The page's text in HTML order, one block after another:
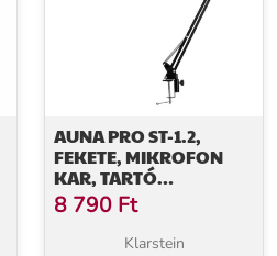
AUNA PRO ST-1.2,
FEKETE, MIKROFON
KAR, TARTÓ
MECHANIKUS
RÖGZÍTÉSSEL, 1,5 KG, 35
8 790 Ft
Klarstein